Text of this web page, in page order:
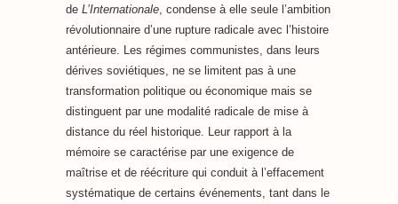
de L’Internationale, condense à elle seule l’ambition
révolutionnaire d’une rupture radicale avec l’histoire
antérieure. Les régimes communistes, dans leurs
dérives soviétiques, ne se limitent pas à une
transformation politique ou économique mais se
distinguent par une modalité radicale de mise à
distance du réel historique. Leur rapport à la
mémoire se caractérise par une exigence de
maîtrise et de réécriture qui conduit à l’effacement
systématique de certains événements, tant dans le